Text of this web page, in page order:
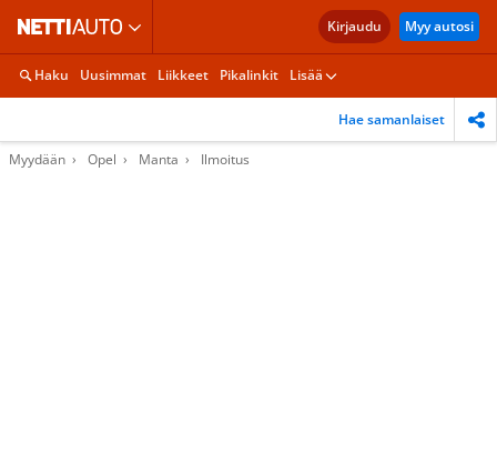
Kirjaudu Myy autosi
Haku Uusimmat Liikkeet Pikalinkit Lisää
Hae samanlaiset
Myydään Opel Manta Ilmoitus